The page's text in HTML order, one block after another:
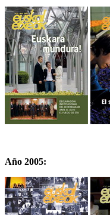
Año 2005: